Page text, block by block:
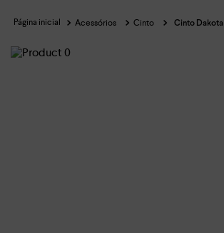
Acessórios Cinto Cinto